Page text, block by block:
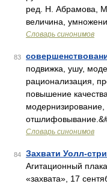
ред. Н. Абрамова,
величина,
Словарь синонимов
83
подвижка, ушу,
рационализация,
повышение
модернизирование,
Словарь синонимов
84 Захвати Уолл-
Агитационный
«захвата», 17